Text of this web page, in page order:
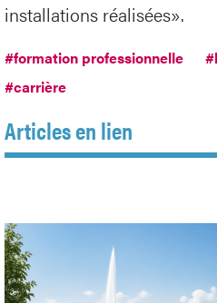
installations réalisées».
#formation professionnelle
#carrière
Articles en lien